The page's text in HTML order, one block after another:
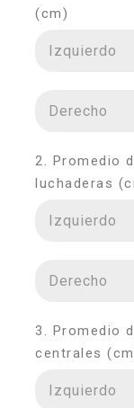
(cm)
2. Promedio
luchaderas
3. Promedio
centrales